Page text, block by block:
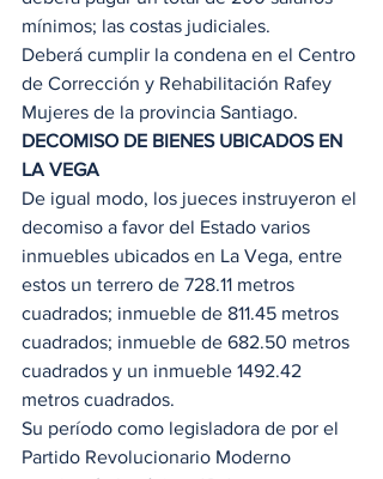
mínimos; las costas judiciales.
Deberá cumplir la condena en el Centro
de Corrección y Rehabilitación Rafey
Mujeres de la provincia Santiago.
DECOMISO DE BIENES UBICADOS EN
LA VEGA
De igual modo, los jueces instruyeron el
decomiso a favor del Estado varios
inmuebles ubicados en La Vega, entre
estos un terrero de 728.11 metros
cuadrados; inmueble de 811.45 metros
cuadrados; inmueble de 682.50 metros
cuadrados y un inmueble 1492.42
metros cuadrados.
Su período como legisladora de por el
Partido Revolucionario Moderno